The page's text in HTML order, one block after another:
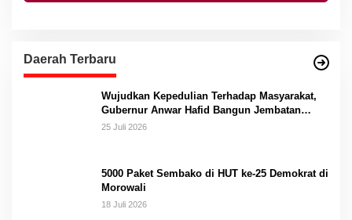
Daerah Terbaru
Wujudkan Kepedulian Terhadap Masyarakat,
Gubernur Anwar Hafid Bangun Jembatan
Gantung Masungkang dengan Dana Pribadi
25 Juli 2026
5000 Paket Sembako di HUT ke-25 Demokrat di
Morowali
18 Juli 2026